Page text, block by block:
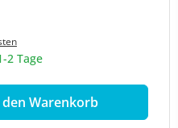
2 Tage
den
den Warenkorb